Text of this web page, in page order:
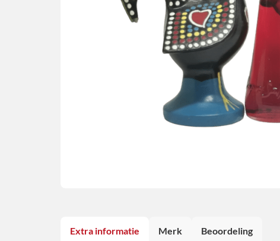
Extra informatie Merk Beoordeling